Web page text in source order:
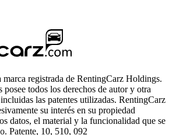
registrada de RentingCarz Holdings.
todos los derechos de autor y otra
las patentes utilizadas. RentingCarz
su interés en su propiedad
datos, el material y la funcionalidad que se
Patente, 10, 510, 092